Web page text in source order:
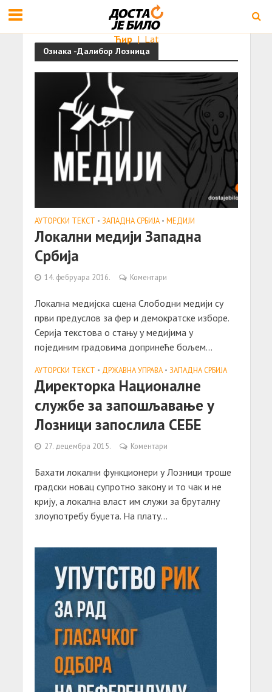
Ћир | Lat
Ознака -Далибор Лозница
АУТОРСКИ ТЕКСТ • ЗАПАДНА СРБИЈА • МЕДИЈИ
Локални медији Западна
Србија
14. фебруара 2016. Коментари
Локална медијска сцена Слободни медији су
први предуслов за фер и демократске изборе.
Серија текстова о стању у медијима у
појединим градовима допринеће бољем...
АУТОРСКИ ТЕКСТ • ДРЖАВНА УПРАВА • ЗАПАДНА СРБИЈА
Директорка Националне
службе за запошљавање у
Лозници запослила СЕБЕ
27. децембра 2015. Коментари
Бахати локални функционери у Лозници троше
градски новац супротно закону и то чак и не
крију, а локална власт им служи за бруталну
злоупотребу буџета. На плату...